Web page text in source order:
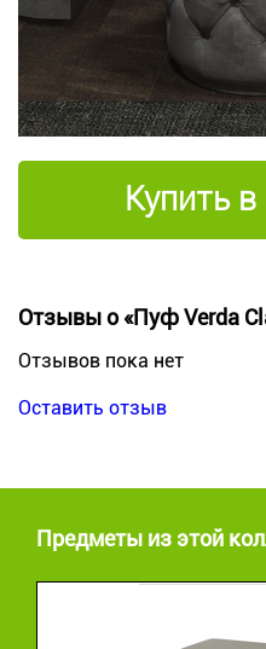
Купить
Отзывы о «Пуф Verda
Отзывов пока нет
Оставить отзыв
Предметы из этой